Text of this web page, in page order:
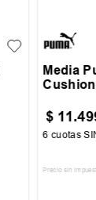
Media
$ 11.
6 cuotas
Precio sin